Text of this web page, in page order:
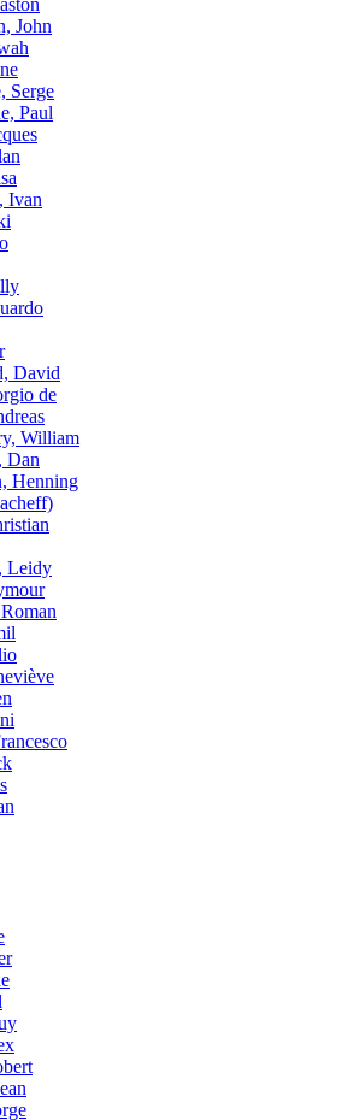
John
Serge
Paul
Ivan
David
de
William
Dan
Henning
Leidy